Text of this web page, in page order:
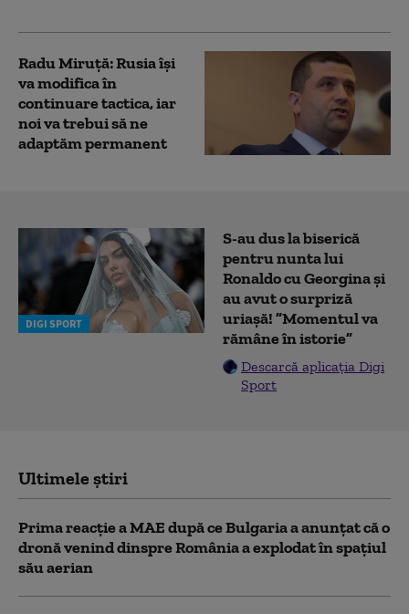
Radu Miruță: Rusia își
va modifica în
continuare tactica, iar
noi va trebui să ne
adaptăm permanent
DIGI SPORT
S-au dus la biserică
pentru nunta lui
Ronaldo cu Georgina și
au avut o surpriză
uriașă! ”Momentul va
rămâne în istorie”
Descarcă aplicația Digi
Sport
Ultimele știri
Prima reacție a MAE după ce Bulgaria a anunţat că o
dronă venind dinspre România a explodat în spaţiul
său aerian